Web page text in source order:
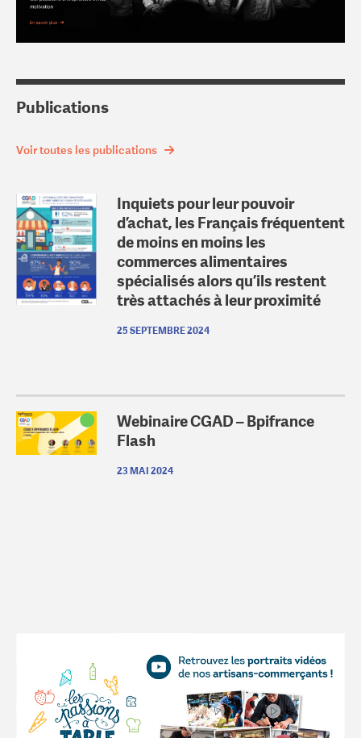
Publications
Voir toutes les publications
Inquiets pour leur pouvoir
d’achat, les Français fréquentent
de moins en moins les
commerces alimentaires
spécialisés alors qu’ils restent
très attachés à leur proximité
25 SEPTEMBRE 2024
Webinaire CGAD – Bpifrance
Flash
23 MAI 2024